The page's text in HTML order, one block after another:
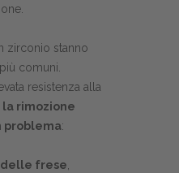
zirconio stanno
comuni.
resistenza alla
la rimozione
problema:
frese,